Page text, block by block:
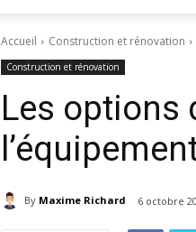
Accueil Construction et rénovation
Construction et rénovation
Les options
By Maxime Richard 6 octobre